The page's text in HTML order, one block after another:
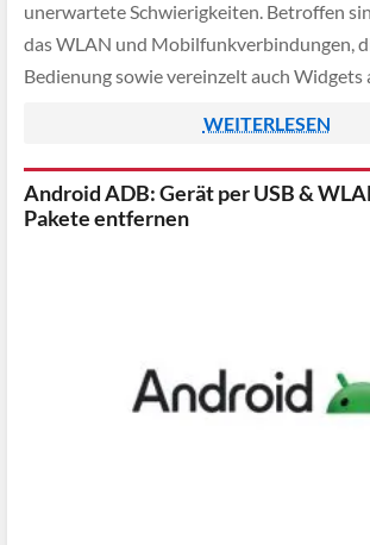
unerwartete Schwierigkeiten. Betroffen
das WLAN und Mobilfunkverbindungen,
Bedienung sowie vereinzelt auch Widgets
WEITERLESEN
Android ADB: Gerät per USB &
Pakete entfernen